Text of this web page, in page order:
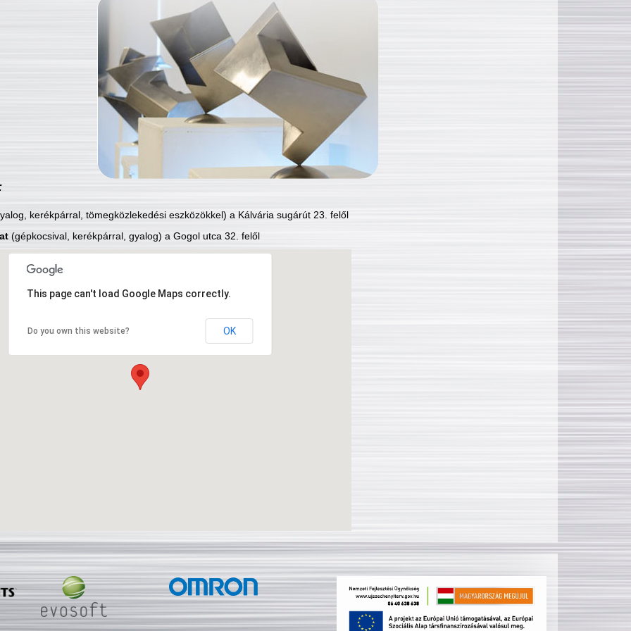
kerékpárral, tömegközlekedési eszközökkel) a Kálvária sugárút 23. felől
(gépkocsival, kerékpárral, gyalog) a Gogol utca 32. felől
This page can't load Google Maps correctly.
Do you own this website? OK